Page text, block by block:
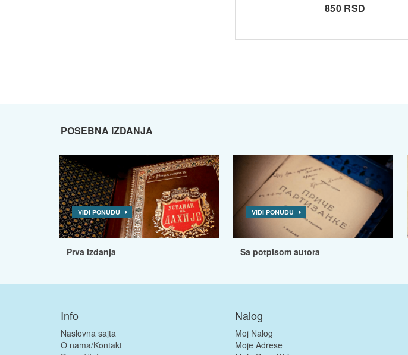
850 RSD
POSEBNA IZDANJA
VIDI PONUDU
Prva izdanja
VIDI PONUDU
Sa potpisom autora
Info
Naslovna sajta
O nama/Kontakt
Nalog
Moj Nalog
Moje Adrese